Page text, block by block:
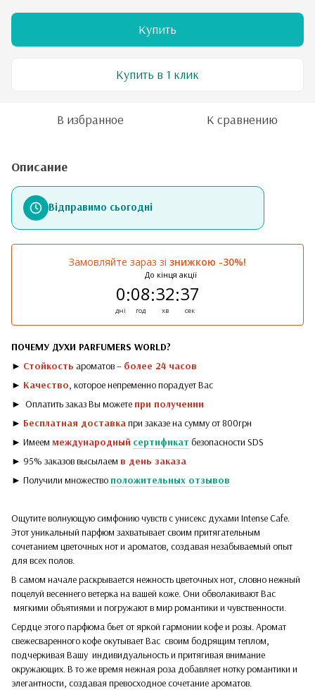
Купить
Купить в 1 клик
В избранное К сравнению
Описание
Відправимо сьогодні
Замовляйте зараз зі знижкою -30%!
До кінця акції
0
дні
:08
год
:32
хв
:37
сек
ПОЧЕМУ ДУХИ PARFUMERS WORLD?
► Стойкость ароматов – более 24 часов
► Качество , которое непременно порадует Вас
► Оплатить заказ Вы можете при получении
► Бесплатная доставка при заказе на сумму от 800грн
► Имеем международный сертификат безопасности SDS
► 95% заказов высылаем в день заказа
► Получили множество положительных отзывов
Ощутите волнующую симфонию чувств с унисекс духами Intense Cafe.
Этот уникальный парфюм захватывает своим притягательным
сочетанием цветочных нот и ароматов, создавая незабываемый опыт
для всех полов.
В самом начале раскрывается нежность цветочных нот, словно нежный
поцелуй весеннего ветерка на вашей коже. Они обволакивают Вас
мягкими объятиями и погружают в мир романтики и чувственности.
Сердце этого парфюма бьет от яркой гармонии кофе и розы. Аромат
свежесваренного кофе окутывает Вас своим бодрящим теплом,
подчеркивая Вашу индивидуальность и притягивая внимание
окружающих. В то же время нежная роза добавляет нотку романтики и
элегантности, создавая превосходное сочетание ароматов.